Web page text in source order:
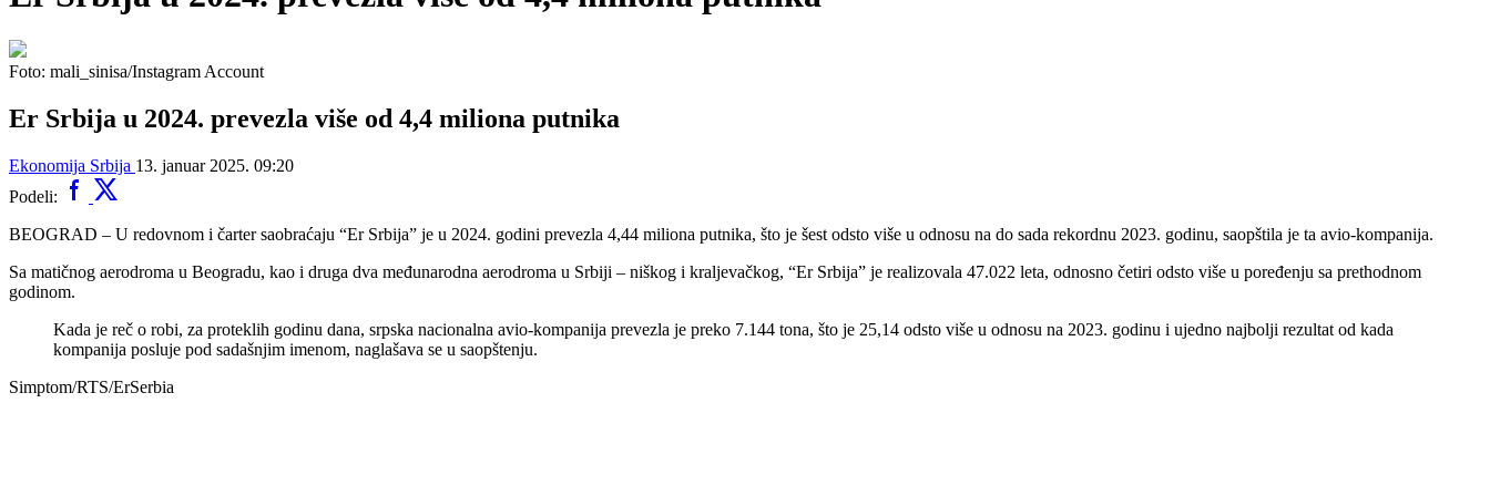
Foto: mali_sinisa/Instagram Account
Er Srbija u 2024. prevezla više od 4,4 miliona putnika
Ekonomija Srbija 13. januar 2025. 09:20
Podeli:
BEOGRAD – U redovnom i čarter saobraćaju “Er Srbija” je u 2024. godini prevezla 4,44 miliona putnika, što je šest odsto više u odnosu na do sada rekordnu 2023. godinu, saopštila je ta avio-kompanija.
Sa matičnog aerodroma u Beogradu, kao i druga dva međunarodna aerodroma u Srbiji – niškog i kraljevačkog, “Er Srbija” je realizovala 47.022 leta, odnosno četiri odsto više u poređenju sa prethodnom
godinom.
Kada je reč o robi, za proteklih godinu dana, srpska nacionalna avio-kompanija prevezla je preko 7.144 tona, što je 25,14 odsto više u odnosu na 2023. godinu i ujedno najbolji rezultat od kada
kompanija posluje pod sadašnjim imenom, naglašava se u saopštenju.
Simptom/RTS/ErSerbia